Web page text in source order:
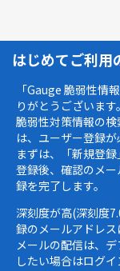
はじめてご利用
「Gauge 脆弱性情
りがとうございます。
脆弱性対策情報の
は、ユーザー登録が
まずは、「新規登
登録後、確認のメ
録を完了します。
深刻度が高(深刻度
録のメールアドレス
メールの配信は、
したい場合はログ